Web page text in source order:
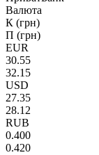
Валюта
К (грн)
П (грн)
EUR
30.55
32.15
USD
27.35
28.12
RUB
0.400
0.420